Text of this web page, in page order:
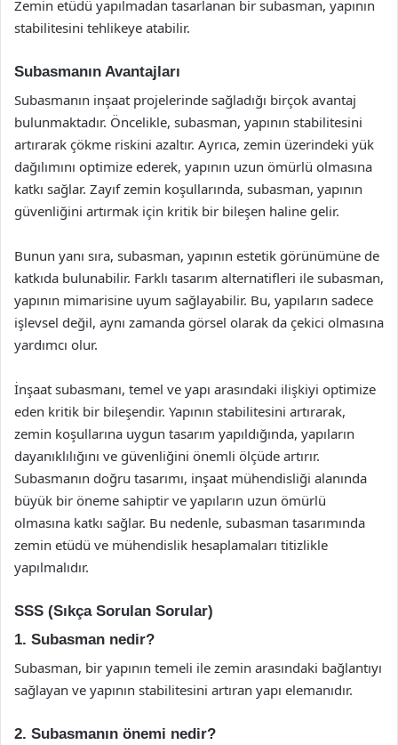
Zemin etüdü yapılmadan tasarlanan bir subasman, yapının
stabilitesini tehlikeye atabilir.
Subasmanın Avantajları
Subasmanın inşaat projelerinde sağladığı birçok avantaj
bulunmaktadır. Öncelikle, subasman, yapının stabilitesini
artırarak çökme riskini azaltır. Ayrıca, zemin üzerindeki yük
dağılımını optimize ederek, yapının uzun ömürlü olmasına
katkı sağlar. Zayıf zemin koşullarında, subasman, yapının
güvenliğini artırmak için kritik bir bileşen haline gelir.
Bunun yanı sıra, subasman, yapının estetik görünümüne de
katkıda bulunabilir. Farklı tasarım alternatifleri ile subasman,
yapının mimarisine uyum sağlayabilir. Bu, yapıların sadece
işlevsel değil, aynı zamanda görsel olarak da çekici olmasına
yardımcı olur.
İnşaat subasmanı, temel ve yapı arasındaki ilişkiyi optimize
eden kritik bir bileşendir. Yapının stabilitesini artırarak,
zemin koşullarına uygun tasarım yapıldığında, yapıların
dayanıklılığını ve güvenliğini önemli ölçüde artırır.
Subasmanın doğru tasarımı, inşaat mühendisliği alanında
büyük bir öneme sahiptir ve yapıların uzun ömürlü
olmasına katkı sağlar. Bu nedenle, subasman tasarımında
zemin etüdü ve mühendislik hesaplamaları titizlikle
yapılmalıdır.
SSS (Sıkça Sorulan Sorular)
1. Subasman nedir?
Subasman, bir yapının temeli ile zemin arasındaki bağlantıyı
sağlayan ve yapının stabilitesini artıran yapı elemanıdır.
2. Subasmanın önemi nedir?